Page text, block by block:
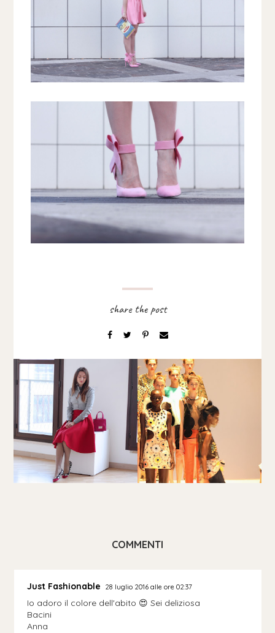
COMMENTI
Just Fashionable 28 luglio 2016 alle ore 02:37
Io adoro il colore dell'abito 😍 Sei deliziosa
Bacini
Anna